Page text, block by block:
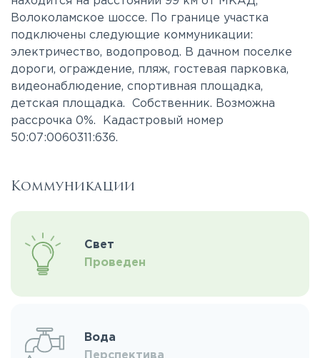
Волоколамское шоссе. По границе участка
подключены следующие коммуникации:
электричество, водопровод. В дачном поселке
дороги, ограждение, пляж, гостевая парковка,
видеонаблюдение, спортивная площадка,
детская площадка. Собственник. Возможна
рассрочка 0%. Кадастровый номер
50:07:0060311:636.
Коммуникации
Свет
Проведен
Вода
Перспектива